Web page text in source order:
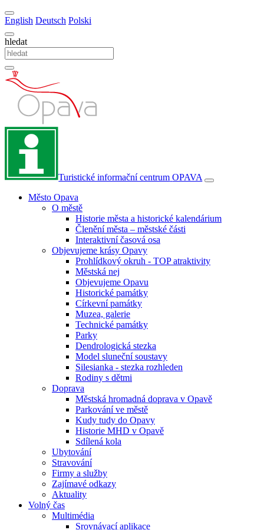
English Deutsch Polski
hledat
Turistické informační centrum OPAVA
Město Opava
O městě
Historie města a historické kalendárium
Členění města – městské části
Interaktivní časová osa
Objevujeme krásy Opavy
Prohlídkový okruh - TOP atraktivity
Městská nej
Objevujeme Opavu
Historické památky
Církevní památky
Muzea, galerie
Technické památky
Parky
Dendrologická stezka
Model sluneční soustavy
Silesianka - stezka rozhleden
Rodiny s dětmi
Doprava
Městská hromadná doprava v Opavě
Parkování ve městě
Kudy tudy do Opavy
Historie MHD v Opavě
Sdílená kola
Ubytování
Stravování
Firmy a služby
Zajímavé odkazy
Aktuality
Volný čas
Multimédia
Srovnávací aplikace